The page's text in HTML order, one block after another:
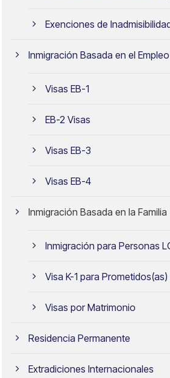
Exenciones de
Inmigración Basada en el Empleo
Visas EB-1
EB-2 Visas
Visas EB-3
Visas EB-4
Inmigración Basada en la Familia
Inmigración para Personas
Visa K-1 para Prometidos(as)
Visas por Matrimonio
Residencia Permanente
Extradiciones Internacionales